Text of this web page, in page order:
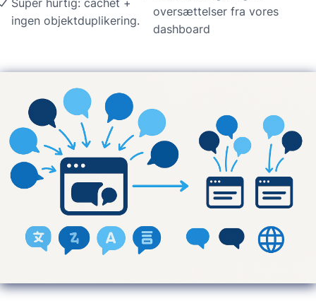
ingen objektduplikering.
oversættelser fra vores
dashboard